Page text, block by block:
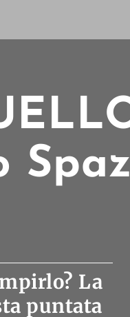
La
puntata